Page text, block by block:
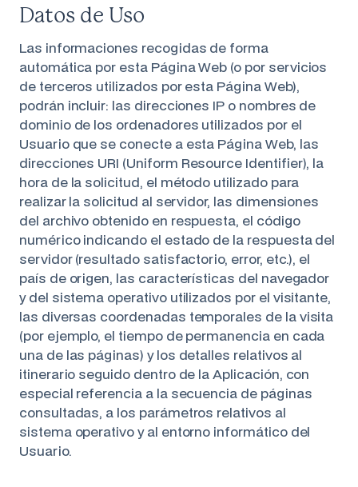
Datos de Uso
Las informaciones recogidas de forma
automática por esta Página Web (o por servicios
de terceros utilizados por esta Página Web),
podrán incluir: las direcciones IP o nombres de
dominio de los ordenadores utilizados por el
Usuario que se conecte a esta Página Web, las
direcciones URI (Uniform Resource Identifier), la
hora de la solicitud, el método utilizado para
realizar la solicitud al servidor, las dimensiones
del archivo obtenido en respuesta, el código
numérico indicando el estado de la respuesta del
servidor (resultado satisfactorio, error, etc.), el
país de origen, las características del navegador
y del sistema operativo utilizados por el visitante,
las diversas coordenadas temporales de la visita
(por ejemplo, el tiempo de permanencia en cada
una de las páginas) y los detalles relativos al
itinerario seguido dentro de la Aplicación, con
especial referencia a la secuencia de páginas
consultadas, a los parámetros relativos al
sistema operativo y al entorno informático del
Usuario.